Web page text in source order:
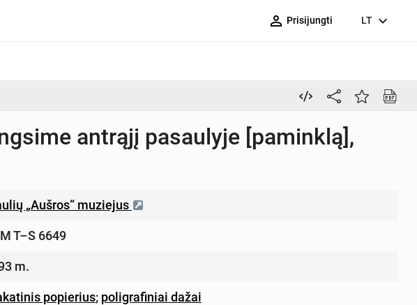
person_outline Prisijungti LT expand_more
antrąjį pasaulyje [paminklą],
„Aušros“ muziejus
T–S 6649
m.
popierius; poligrafiniai dažai